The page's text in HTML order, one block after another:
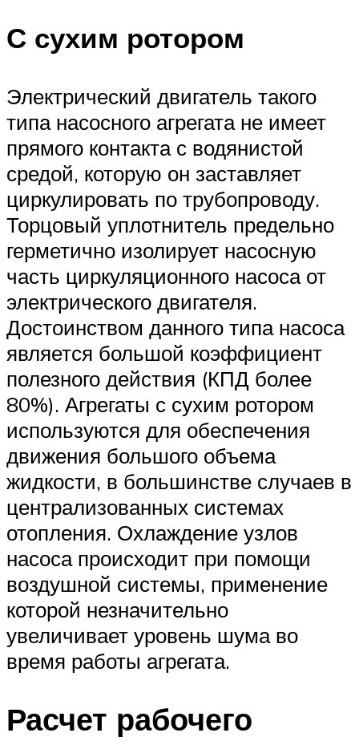
С сухим ротором
Электрический двигатель такого
типа насосного агрегата не имеет
прямого контакта с водянистой
средой, которую он заставляет
циркулировать по трубопроводу.
Торцовый уплотнитель предельно
герметично изолирует насосную
часть циркуляционного насоса от
электрического двигателя.
Достоинством данного типа насоса
является большой коэффициент
полезного действия (КПД более
80%). Агрегаты с сухим ротором
используются для обеспечения
движения большого объема
жидкости, в большинстве случаев в
централизованных системах
отопления. Охлаждение узлов
насоса происходит при помощи
воздушной системы, применение
которой незначительно
увеличивает уровень шума во
время работы агрегата.
Расчет рабочего